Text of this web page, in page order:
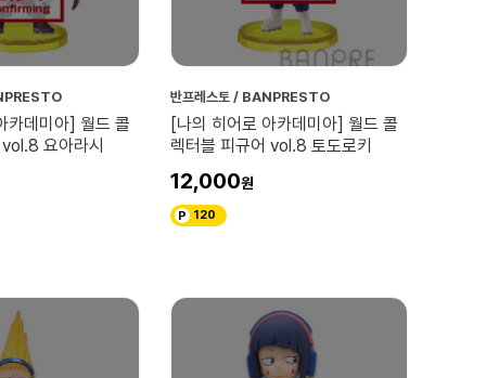
카데미아] 월드 콜
요아라시
반프레스토 / BANPRESTO
[나의 히어로 아카데미아] 월드 콜
렉터블 피규어 vol.8 토도로키
12,000
120